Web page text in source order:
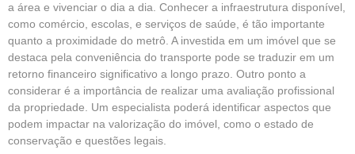
a área e vivenciar o dia a dia. Conhecer a infraestrutura disponível,
como comércio, escolas, e serviços de saúde, é tão importante
quanto a proximidade do metrô. A investida em um imóvel que se
destaca pela conveniência do transporte pode se traduzir em um
retorno financeiro significativo a longo prazo. Outro ponto a
considerar é a importância de realizar uma avaliação profissional
da propriedade. Um especialista poderá identificar aspectos que
podem impactar na valorização do imóvel, como o estado de
conservação e questões legais.